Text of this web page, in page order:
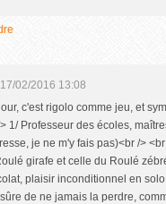
17/02/2016 13:08
c'est rigolo comme jeu, et
1/ Professeur des écoles,
je ne m'y fais pas)<br />
girafe et celle du Roulé
plaisir inconditionnel en
de ne jamais la perdre,